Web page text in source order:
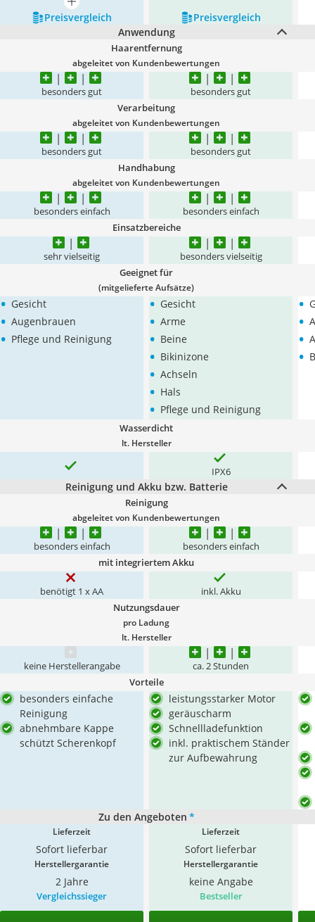
mehr anzeigen
Preis­vergleich
Preis­vergleich
Anwendung
Haarentfernung
abgeleitet von Kundenbewertungen
besonders gut besonders gut
Verarbeitung
abgeleitet von Kundenbewertungen
besonders gut besonders gut
Handhabung
abgeleitet von Kundenbewertungen
besonders einfach besonders einfach
Einsatzbereiche
sehr vielseitig besonders vielseitig
Geeignet für
(mitgelieferte Aufsätze)
• Gesicht
• Augenbrauen
• Pflege und Reinigung
• Gesicht
• Arme
• Beine
• Bikinizone
• Achseln
• Hals
• Pflege und Reinigung
•
•
•
•
Wasserdicht
lt. Hersteller
IPX6
Reinigung und Akku bzw. Batterie
Reinigung
abgeleitet von Kundenbewertungen
besonders einfach besonders einfach
mit integriertem Akku
benötigt 1 x AA inkl. Akku
Nutzungsdauer
pro Ladung
lt. Hersteller
keine Herstellerangabe ca. 2 Stunden
Vorteile
besonders einfache
Reinigung
abnehmbare Kappe
schützt Scherenkopf
leistungsstarker Motor
geräuscharm
Schnellladefunktion
inkl. praktischem Ständer
zur Aufbewahrung
Zu den Angeboten *
Lieferzeit
Sofort lieferbar
Lieferzeit
Sofort lieferbar
Herstellergarantie
2 Jahre
Herstellergarantie
keine Angabe
Vergleichssieger Bestseller